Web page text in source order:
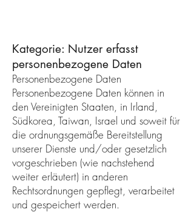
Kategorie: Nutzer erfasst
personenbezogene Daten
Personenbezogene Daten
Personenbezogene Daten können in
den Vereinigten Staaten, in Irland,
Südkorea, Taiwan, Israel und soweit für
die ordnungsgemäße Bereitstellung
unserer Dienste und/oder gesetzlich
vorgeschrieben (wie nachstehend
weiter erläutert) in anderen
Rechtsordnungen gepflegt, verarbeitet
und gespeichert werden.